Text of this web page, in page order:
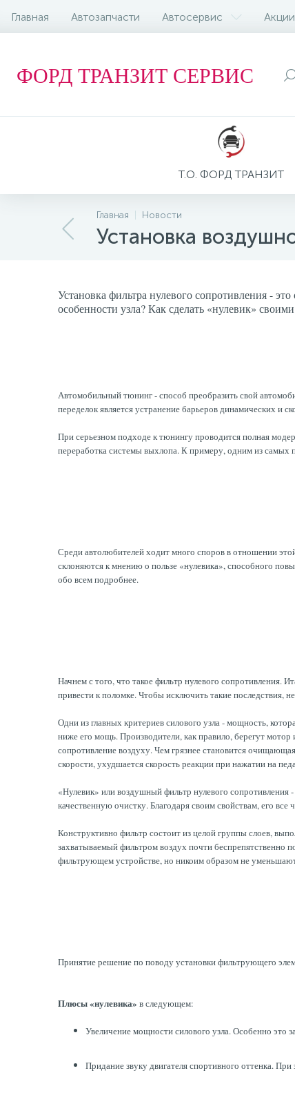
Главная Автозапчасти Автосервис
ФОРД ТРАНЗИТ СЕРВИС
Т.О. ФОРД ТРАНЗИТ
Главная Новости
Установка
Установка фильтра нулевого сопротивления -
особенности узла? Как сделать «нулевик»
Автомобильный тюнинг - способ преобразить свой
переделок является устранение барьеров динамических и
При серьезном подходе к тюнингу проводится полная
переработка системы выхлопа. К примеру, одним из самых
Среди автолюбителей ходит много споров в отношении
склоняются к мнению о пользе «нулевика», способного
обо всем подробнее.
Начнем с того, что такое фильтр нулевого сопротивления.
привести к поломке. Чтобы исключить такие последствия,
Одни из главных критериев силового узла - мощность,
ниже его мощь. Производители, как правило, берегут
сопротивление воздуху. Чем грязнее становится
скорости, ухудшается скорость реакции при нажатии на
«Нулевик» или воздушный фильтр нулевого
качественную очистку. Благодаря своим свойствам, его
Конструктивно фильтр состоит из целой группы слоев,
захватываемый фильтром воздух почти беспрепятственно
фильтрующем устройстве, но никоим образом не
Принятие решение по поводу установки фильтрующего
Плюсы «нулевика» в следующем:
Увеличение мощности силового узла. Особенно это
Придание звуку двигателя спортивного оттенка.